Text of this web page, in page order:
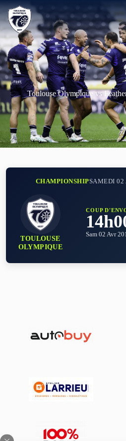
Toulouse Olympique vs
CHAMPIONSHIPSAMEDI 02
TOULOUSE
OLYMPIQUE
COUP
Sam 02 Avr